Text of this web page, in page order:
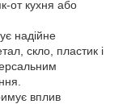
от кухня або
надійне
скло, пластик і
вплив